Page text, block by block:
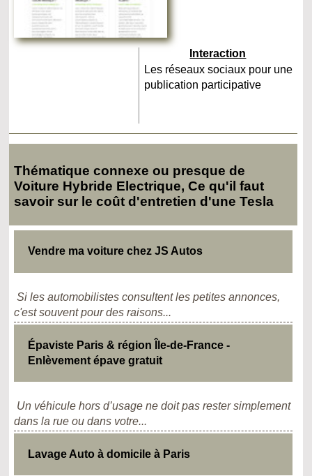
Interaction
Les réseaux sociaux pour une
publication participative
Thématique connexe ou presque de
Voiture Hybride Electrique, Ce qu'il faut
savoir sur le coût d'entretien d'une Tesla
Vendre ma voiture chez JS Autos
Si les automobilistes consultent les petites annonces,
c'est souvent pour des raisons...
Épaviste Paris & région Île-de-France -
Enlèvement épave gratuit
Un véhicule hors d’usage ne doit pas rester simplement
dans la rue ou dans votre...
Lavage Auto à domicile à Paris